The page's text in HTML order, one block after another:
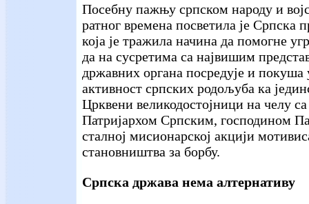
Посебну пажњу српском народу и
ратног времена посветила је Српска
која је тражила начина да помогне
да на сусретима са највишим
државних органа посредује и покуша
активност српских родољуба ка
Црквени великодостојници на челу
Патријархом Српским, господином
сталној мисионарској акцији
становништва за борбу.
Српска држава нема алтернативу